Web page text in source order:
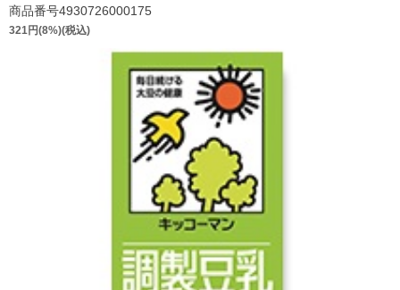
商品番号4930726000175
321円(8%)(税込)